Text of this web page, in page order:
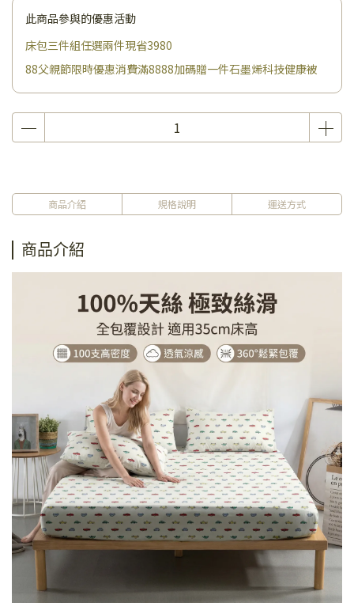
此商品參與的優惠活動
床包三件組任選兩件現省3980
88父親節限時優惠消費滿8888加碼贈一件石墨烯科技健康被
商品介紹 規格說明 運送方式
商品介紹